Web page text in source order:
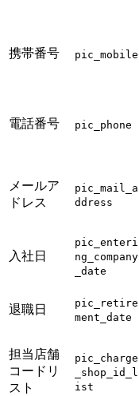
携帯番号 pic_mobile
電話番号 pic_phone
メールア
ドレス
pic_mail_a
ddress
入社日
pic_enteri
ng_company
_date
退職日
pic_retire
ment_date
担当店舗
コードリ
スト
pic_charge
_shop_id_l
ist